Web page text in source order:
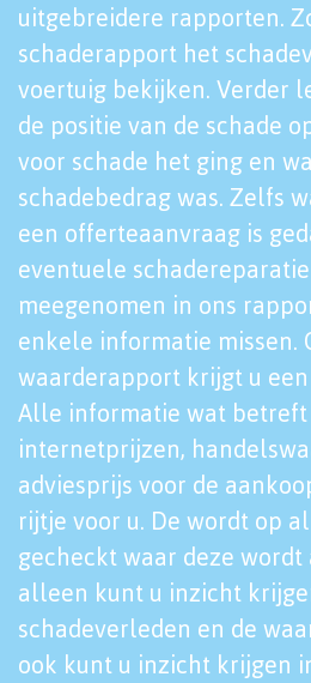
uitgebreidere rapporten.
schaderapport het
voertuig bekijken. Verder
de positie van de schade
voor schade het ging en
schadebedrag was. Zelfs
een offerteaanvraag is
eventuele
meegenomen in ons
enkele informatie missen.
waarderapport krijgt u
Alle informatie wat betreft
internetprijzen,
adviesprijs voor de
rijtje voor u. De wordt op
gecheckt waar deze wordt
alleen kunt u inzicht
schadeverleden en de
ook kunt u inzicht krijgen